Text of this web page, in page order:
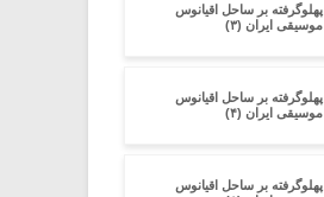
پهلوگرفته بر ساحل اقیانوس
موسیقی ایران (۳)
پهلوگرفته بر ساحل اقیانوس
موسیقی ایران (۴)
پهلوگرفته بر ساحل اقیانوس